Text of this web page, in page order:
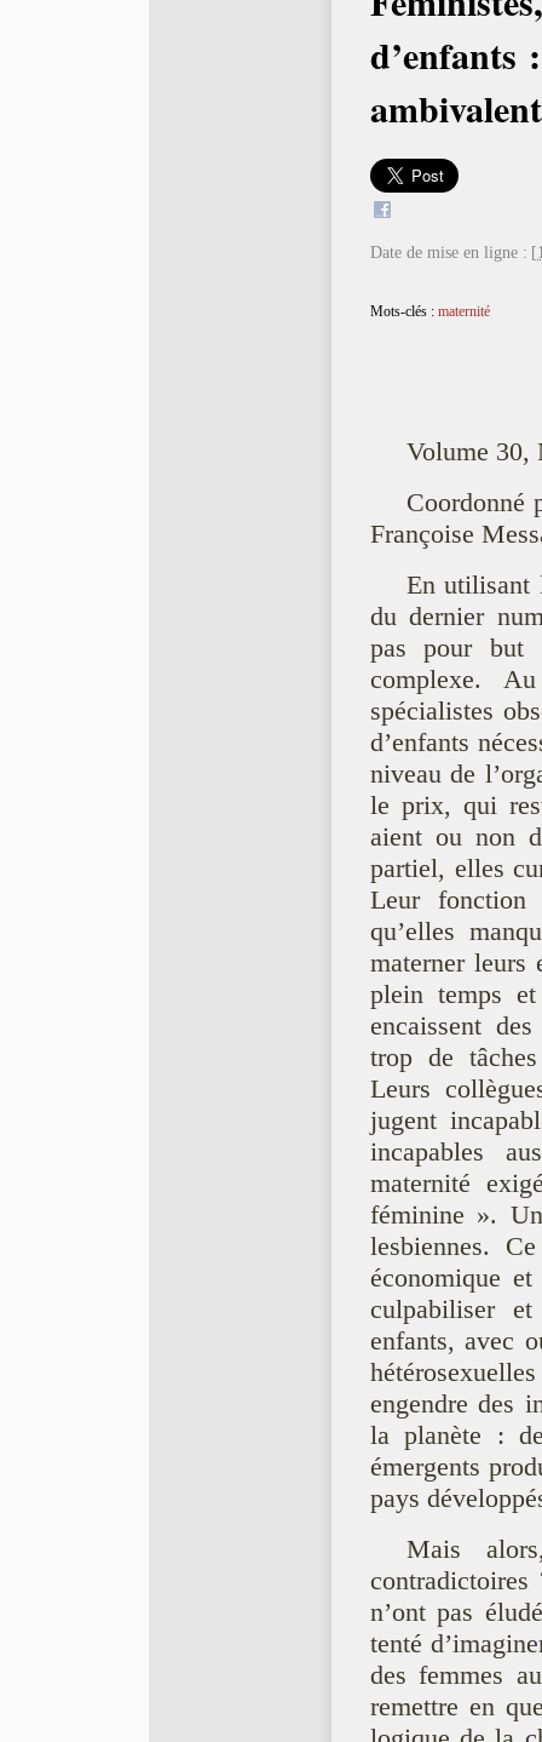
d’enfants
Date de mise en ligne :
Mots-clés : maternité
Volume 30,
Coordonné
Françoise
En utilisant
du dernier
pas pour but
complexe.
spécialistes
d’enfants
niveau de
le prix, qui
aient ou non
partiel, elles
Leur fonction
qu’elles
materner leurs
plein temps
encaissent
trop de
Leurs
jugent
incapables
maternité
féminine ».
lesbiennes.
économique
culpabiliser
enfants, avec
engendre des
la planète :
émergents
pays
Mais
contradictoires
n’ont pas
tenté
des femmes
remettre en